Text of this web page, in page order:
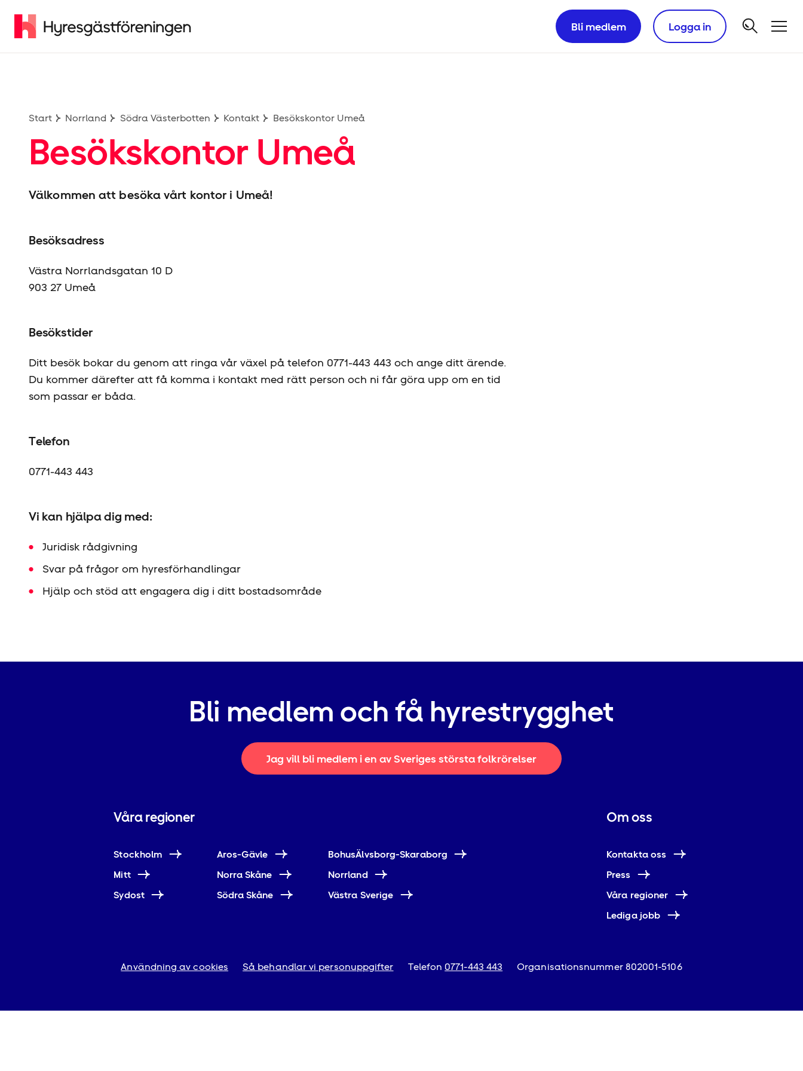
Bli medlem Logga in
Start Norrland Södra Västerbotten Kontakt Besökskontor Umeå
Besökskontor Umeå
Välkommen att besöka vårt kontor i Umeå!
Besöksadress
Västra Norrlandsgatan 10 D
903 27 Umeå​
Besökstider
Ditt besök bokar du genom att ringa vår växel på telefon 0771-443 443 och ange ditt ärende.
Du kommer därefter att få komma i kontakt med rätt person och ni får göra upp om en tid
som passar er båda.
Telefon
0771-443 443
Vi kan hjälpa dig med:
Juridisk rådgivning
Svar på frågor om hyres­förhandlingar
Hjälp och stöd att engagera dig i ditt bostadsområde
Bli medlem och få hyrestrygghet
Jag vill bli medlem i en av Sveriges största folkrörelser
Våra regioner
Stockholm Aros-Gävle
BohusÄlvsborg-Skaraborg
Mitt
Norra Skåne
Norrland
Sydost
Södra Skåne Västra Sverige
Om oss
Kontakta oss
Press
Våra regioner
Lediga jobb
Användning av cookies Så behandlar vi personuppgifter Telefon0771-443 443 Organisationsnummer 802001-5106